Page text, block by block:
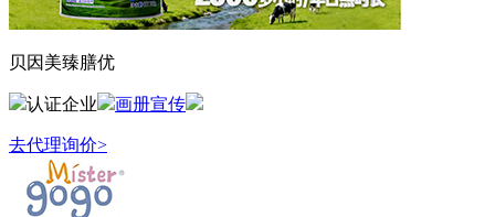
贝因美臻膳优
认证企业 画册宣传
去代理询价>